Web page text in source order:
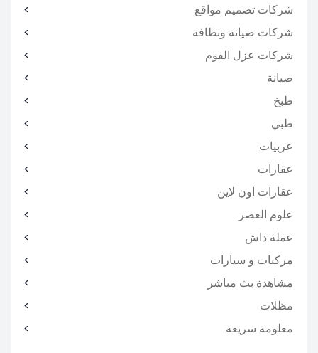
شركات تصميم مواقع
شركات صيانة ونظافة
شركات عزل الفوم
صيانة
طبخ
طبي
عربيات
عقارات
عقارات اون لاين
علوم العصر
عملة داش
مركبات و سيارات
مشاهدة بث مباشر
مظلات
معلومة سريعة